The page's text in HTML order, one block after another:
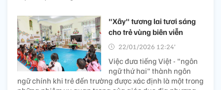
"Xây" tương lai tươi sáng
cho trẻ vùng biên viễn
22/01/2026 12:24’
Việc đưa tiếng Việt - "ngôn
ngữ thứ hai" thành ngôn
ngữ chính khi trẻ đến trường được xác định là một trong